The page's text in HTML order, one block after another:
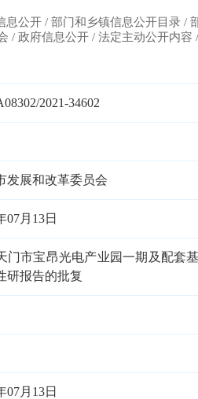
息公开 / 部门和乡镇信息公开目录 /
/ 政府信息公开 / 法定主动公开内容
2021-34602
发展和改革委员会
07月13日
门市宝昂光电产业园一期及配套
研报告的批复
07月13日